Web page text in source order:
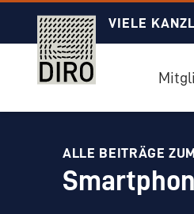
VIELE
ALLE BEITRÄGE